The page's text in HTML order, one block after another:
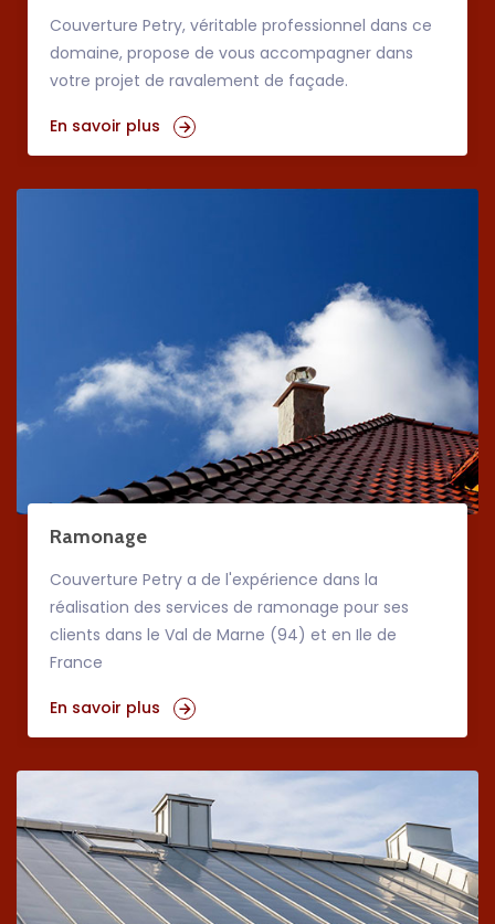
Couverture Petry, véritable professionnel dans ce
domaine, propose de vous accompagner dans
votre projet de ravalement de façade.
En savoir plus
Ramonage
Couverture Petry a de l'expérience dans la
réalisation des services de ramonage pour ses
clients dans le Val de Marne (94) et en Ile de
France
En savoir plus